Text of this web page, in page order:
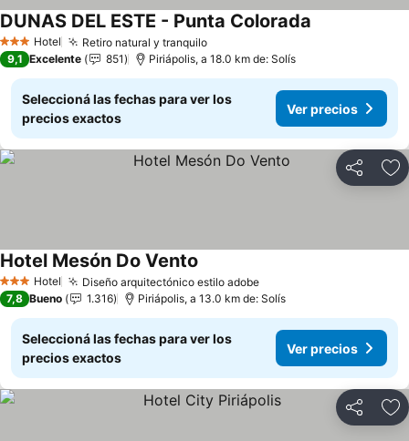
3 Estrellas
Hotel Retiro natural y tranquilo
DUNAS DEL ESTE - Punta Colorada
9,1 Excelente 851 Piriápolis, a 18.0 km de: Solís
Seleccioná las fechas para ver los
precios exactos
Ver precios
Compartir
3 Estrellas
Hotel Diseño arquitectónico estilo adobe
Hotel Mesón Do Vento
7,8 Bueno 1.316 Piriápolis, a 13.0 km de: Solís
Seleccioná las fechas para ver los
precios exactos
Ver precios
Compartir